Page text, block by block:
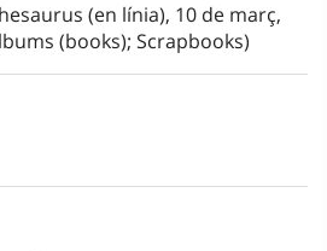
(en línia), 10 de març,
(books); Scrapbooks)